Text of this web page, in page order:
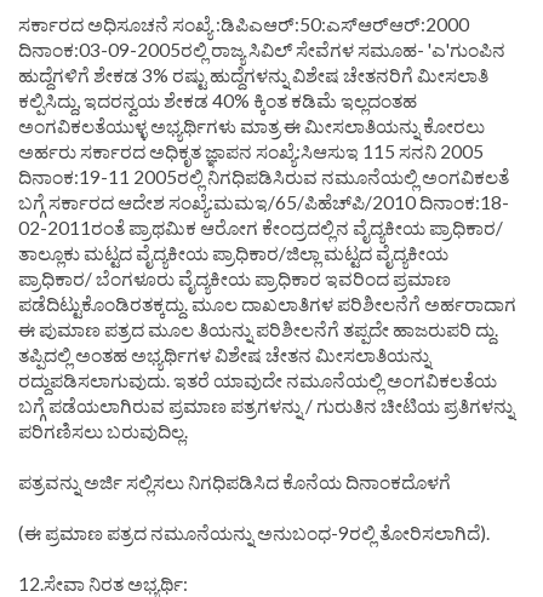
ಸರ್ಕಾರದ ಅಧಿಸೂಚನೆ ಸಂಖ್ಯೆ :ಡಿಪಿಎಆರ್:50:ಎಸ್‌ಆರ್‌ಆರ್:2000
ದಿನಾಂಕ:03-09-2005ರಲ್ಲಿ ರಾಜ್ಯ ಸಿವಿಲ್ ಸೇವೆಗಳ ಸಮೂಹ- 'ಎ'ಗುಂಪಿನ
ಹುದ್ದೆಗಳಿಗೆ ಶೇಕಡ 3% ರಷ್ಟು ಹುದ್ದೆಗಳನ್ನು ವಿಶೇಷ ಚೇತನರಿಗೆ ಮೀಸಲಾತಿ
ಕಲ್ಪಿಸಿದ್ದು, ಇದರನ್ವಯ ಶೇಕಡ 40% ಕ್ಕಿಂತ ಕಡಿಮೆ ಇಲ್ಲದಂತಹ
ಅಂಗವಿಕಲತೆಯುಳ್ಳ ಅಭ್ಯರ್ಥಿಗಳು ಮಾತ್ರ ಈ ಮೀಸಲಾತಿಯನ್ನು ಕೋರಲು
ಅರ್ಹರು ಸರ್ಕಾರದ ಅಧಿಕೃತ ಜ್ಞಾಪನ ಸಂಖ್ಯೆ:ಸಿಆಸುಇ 115 ಸನನಿ 2005
ದಿನಾಂಕ:19-11 2005ರಲ್ಲಿ ನಿಗಧಿಪಡಿಸಿರುವ ನಮೂನೆಯಲ್ಲಿ ಅಂಗವಿಕಲತೆ
ಬಗ್ಗೆ ಸರ್ಕಾರದ ಆದೇಶ ಸಂಖ್ಯೆ:ಮಮಇ/65/ಪಿಹೆಚ್‌ಪಿ/2010 ದಿನಾಂಕ:18-
02-2011ರಂತೆ ಪ್ರಾಥಮಿಕ ಆರೋಗ ಕೇಂದ್ರದಲ್ಲಿನ ವೈದ್ಯಕೀಯ ಪ್ರಾಧಿಕಾರ/
ತಾಲ್ಲೂಕು ಮಟ್ಟದ ವೈದ್ಯಕೀಯ ಪ್ರಾಧಿಕಾರ/ಜಿಲ್ಲಾ ಮಟ್ಟದ ವೈದ್ಯಕೀಯ
ಪ್ರಾಧಿಕಾರ/ ಬೆಂಗಳೂರು ವೈದ್ಯಕೀಯ ಪ್ರಾಧಿಕಾರ ಇವರಿಂದ ಪ್ರಮಾಣ
ಪಡೆದಿಟ್ಟುಕೊಂಡಿರತಕ್ಕದ್ದು. ಮೂಲ ದಾಖಲಾತಿಗಳ ಪರಿಶೀಲನೆಗೆ ಅರ್ಹರಾದಾಗ
ಈ ಪುಮಾಣ ಪತ್ರದ ಮೂಲ ತಿಯನ್ನು ಪರಿಶೀಲನೆಗೆ ತಪ್ಪದೇ ಹಾಜರುಪರಿ ದ್ದು.
ತಪ್ಪಿದಲ್ಲಿ ಅಂತಹ ಅಭ್ಯರ್ಥಿಗಳ ವಿಶೇಷ ಚೇತನ ಮೀಸಲಾತಿಯನ್ನು
ರದ್ದುಪಡಿಸಲಾಗುವುದು. ಇತರೆ ಯಾವುದೇ ನಮೂನೆಯಲ್ಲಿ ಅಂಗವಿಕಲತೆಯ
ಬಗ್ಗೆ ಪಡೆಯಲಾಗಿರುವ ಪ್ರಮಾಣ ಪತ್ರಗಳನ್ನು / ಗುರುತಿನ ಚೀಟಿಯ ಪ್ರತಿಗಳನ್ನು
ಪರಿಗಣಿಸಲು ಬರುವುದಿಲ್ಲ.
ಪತ್ರವನ್ನು ಅರ್ಜಿ ಸಲ್ಲಿಸಲು ನಿಗಧಿಪಡಿಸಿದ ಕೊನೆಯ ದಿನಾಂಕದೊಳಗೆ
(ಈ ಪ್ರಮಾಣ ಪತ್ರದ ನಮೂನೆಯನ್ನು ಅನುಬಂಧ-9ರಲ್ಲಿ ತೋರಿಸಲಾಗಿದೆ).
12.ಸೇವಾ ನಿರತ ಅಭ್ಯರ್ಥಿ: